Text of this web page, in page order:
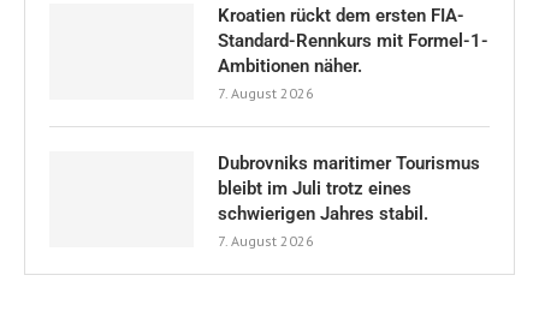
Kroatien rückt dem ersten FIA-
Standard-Rennkurs mit Formel-1-
Ambitionen näher.
7. August 2026
Dubrovniks maritimer Tourismus
bleibt im Juli trotz eines
schwierigen Jahres stabil.
7. August 2026